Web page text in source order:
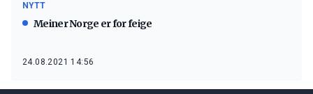
NYTT
Meiner Norge er for feige
24.08.2021 14:56